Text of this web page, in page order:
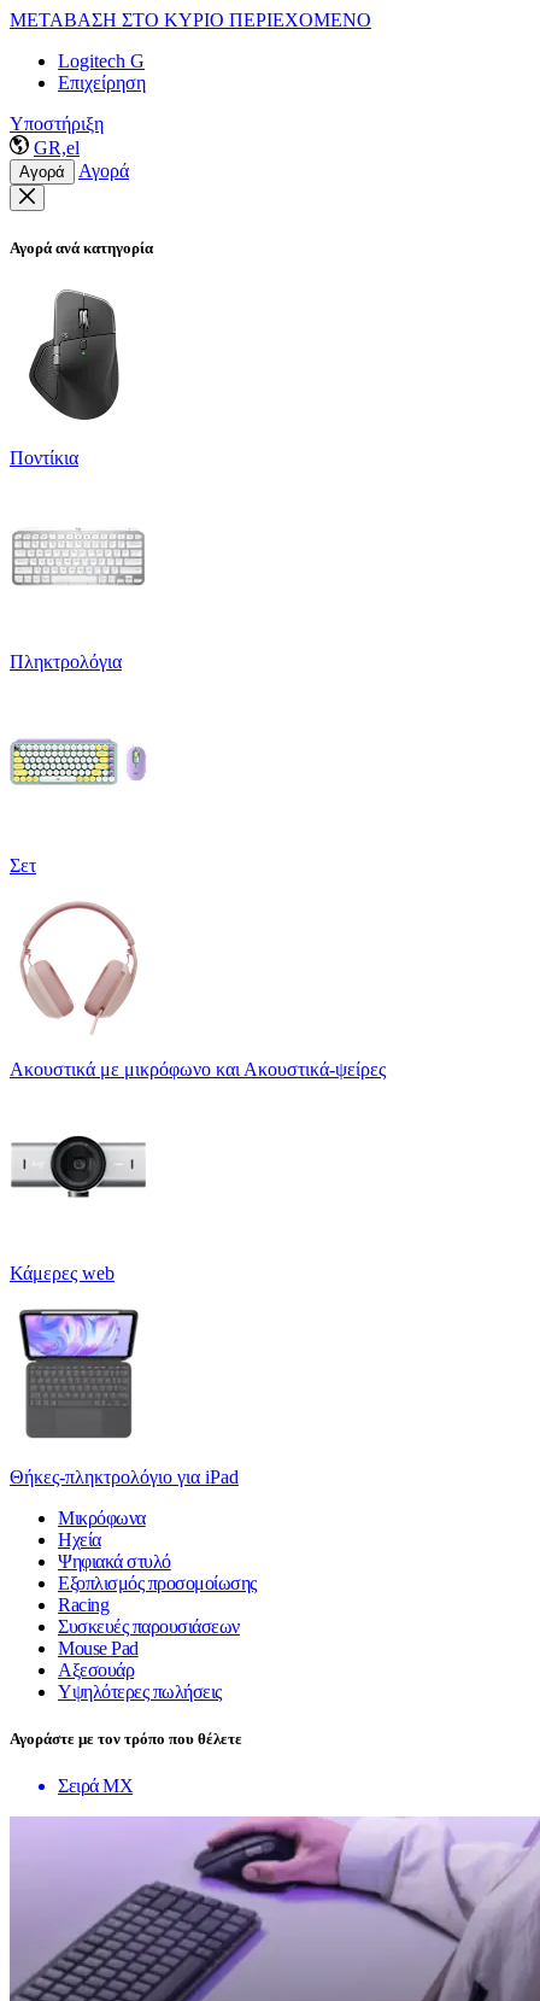
ΜΕΤΑΒΑΣΗ ΣΤΟ ΚΥΡΙΟ ΠΕΡΙΕΧΟΜΕΝΟ
Logitech G
Επιχείρηση
Υποστήριξη
GR,el
Αγορά Αγορά
Αγορά ανά κατηγορία
Ποντίκια
Πληκτρολόγια
Σετ
Ακουστικά με μικρόφωνο και Ακουστικά-ψείρες
Κάμερες web
Θήκες-πληκτρολόγιο για iPad
Μικρόφωνα
Ηχεία
Ψηφιακά στυλό
Εξοπλισμός προσομοίωσης
Racing
Συσκευές παρουσιάσεων
Mouse Pad
Αξεσουάρ
Υψηλότερες πωλήσεις
Αγοράστε με τον τρόπο που θέλετε
Σειρά MX